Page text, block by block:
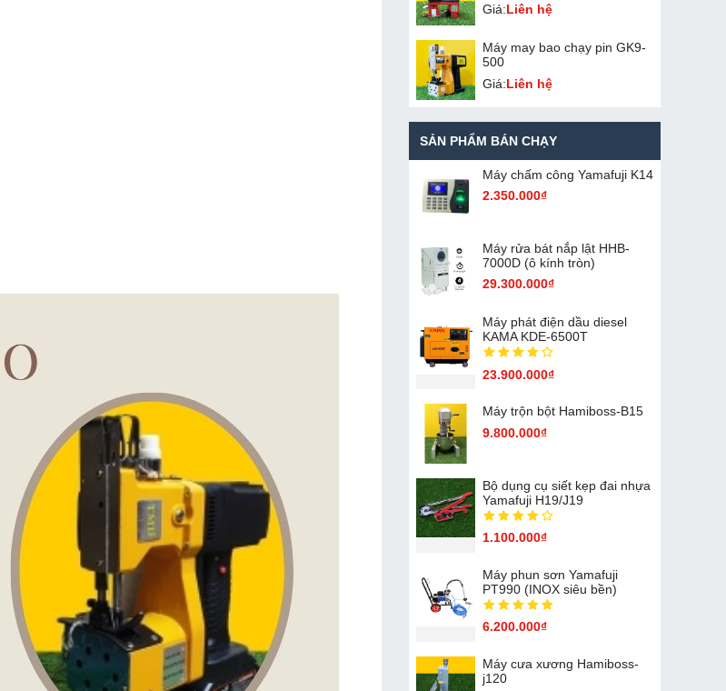
Giá:Liên hệ
Máy may bao chạy pin GK9-
500
Giá:Liên hệ
SẢN PHẨM BÁN CHẠY
Máy chấm cô​ng Yamafuji K14
2.350.000₫
Máy rửa bát nắp lật HHB-
7000D (ô kính tròn)
29.300.000₫
Máy phát điện dầu diesel
KAMA KDE-6500T
23.900.000₫
Máy trộn bột Hamiboss-B15
9.800.000₫
Bộ dụng cụ siết kẹp đai nhựa
Yamafuji H19/J19
1.100.000₫
Máy phun sơn Yamafuji
PT990 (INOX siêu bền)
6.200.000₫
Máy cưa xương Hamiboss-
j120